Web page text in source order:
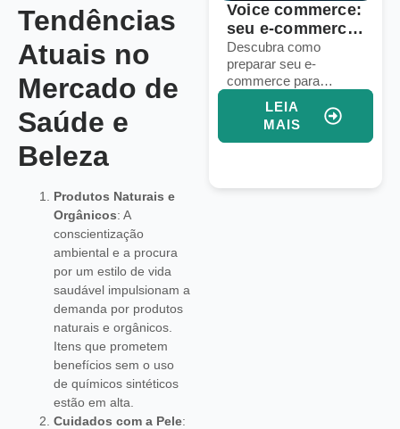
Tendências
Atuais no
Mercado de
Saúde e
Beleza
Produtos Naturais e
Orgânicos: A
conscientização
ambiental e a procura
por um estilo de vida
saudável impulsionam a
demanda por produtos
naturais e orgânicos.
Itens que prometem
benefícios sem o uso
de químicos sintéticos
estão em alta.
Cuidados com a Pele:
6 sinais de que
sua operação de
dropshipping
precisa de um
upgrade
Identifique falhas em
processos, logística e
marketing para
aprimorar sua
operação de
dropshipping e
aumentar vendas.
LEIA
MAIS
Voice commerce:
seu e-commerce
está pronto para
vendas por voz?
Descubra como
preparar seu e-
commerce para
vendas por voz e
aumentar conversões
com assistentes
LEIA
MAIS